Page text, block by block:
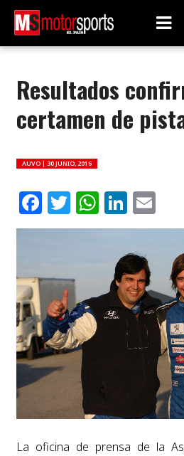
Resultados
certamen de
AUVO | 30 JUNIO, 2016
Facebook
Twitter
La oficina de prensa de la